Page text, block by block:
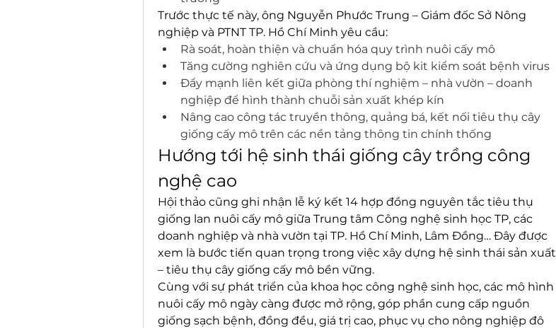
Trước thực tế này, ông Nguyễn Phước Trung – Giám đốc Sở Nông
nghiệp và PTNT TP. Hồ Chí Minh yêu cầu:
Rà soát, hoàn thiện và chuẩn hóa quy trình nuôi cấy mô
Tăng cường nghiên cứu và ứng dụng bộ kit kiểm soát bệnh virus
Đẩy mạnh liên kết giữa phòng thí nghiệm – nhà vườn – doanh
nghiệp để hình thành chuỗi sản xuất khép kín
Nâng cao công tác truyền thông, quảng bá, kết nối tiêu thụ cây
giống cấy mô trên các nền tảng thông tin chính thống
Hướng tới hệ sinh thái giống cây trồng công
nghệ cao
Hội thảo cũng ghi nhận lễ ký kết 14 hợp đồng nguyên tắc tiêu thụ
giống lan nuôi cấy mô giữa Trung tâm Công nghệ sinh học TP, các
doanh nghiệp và nhà vườn tại TP. Hồ Chí Minh, Lâm Đồng… Đây được
xem là bước tiến quan trọng trong việc xây dựng hệ sinh thái sản xuất
– tiêu thụ cây giống cấy mô bền vững.
Cùng với sự phát triển của khoa học công nghệ sinh học, các mô hình
nuôi cấy mô ngày càng được mở rộng, góp phần cung cấp nguồn
giống sạch bệnh, đồng đều, giá trị cao, phục vụ cho nông nghiệp đô